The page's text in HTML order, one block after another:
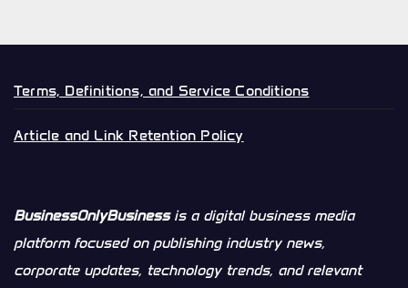
Terms, Definitions, and Service Conditions
Article and Link Retention Policy
BusinessOnlyBusinessis a digital business media
platform focused on publishing industry news,
corporate updates, technology trends, and relevant